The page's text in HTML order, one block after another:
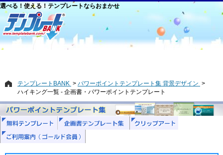
選べる！使える！テンプレートならおまかせ
テンプレートBANK
パワーポイントテンプレート集 背景デザイン
ハイキング一覧 - 企画書・パワーポイントテンプレート